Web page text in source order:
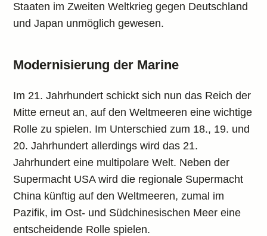
Staaten im Zweiten Weltkrieg gegen Deutschland
und Japan unmöglich gewesen.
Modernisierung der Marine
Im 21. Jahrhundert schickt sich nun das Reich der
Mitte erneut an, auf den Weltmeeren eine wichtige
Rolle zu spielen. Im Unterschied zum 18., 19. und
20. Jahrhundert allerdings wird das 21.
Jahrhundert eine multipolare Welt. Neben der
Supermacht USA wird die regionale Supermacht
China künftig auf den Weltmeeren, zumal im
Pazifik, im Ost- und Südchinesischen Meer eine
entscheidende Rolle spielen.